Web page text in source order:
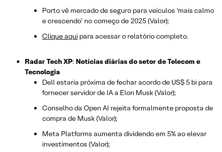
Porto vê mercado de seguro para veículos ‘mais calmo
e crescendo’ no começo de 2025 (Valor);
Clique aqui para acessar o relatório completo.
Radar Tech XP: Notícias diárias do setor de Telecom e
Tecnologia
Dell estaria próxima de fechar acordo de US$ 5 bi para
fornecer servidor de IA a Elon Musk (Valor);
Conselho da Open AI rejeita formalmente proposta de
compra de Musk (Valor);
Meta Platforms aumenta dividendo em 5% ao elevar
investimentos (Valor);